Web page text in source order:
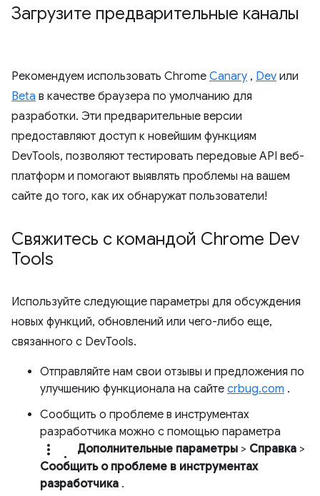
Загрузите предварительные каналы
Рекомендуем использовать Chrome Canary , Dev или
Beta в качестве браузера по умолчанию для
разработки. Эти предварительные версии
предоставляют доступ к новейшим функциям
DevTools, позволяют тестировать передовые API веб-
платформ и помогают выявлять проблемы на вашем
сайте до того, как их обнаружат пользователи!
Свяжитесь с командой Chrome Dev
Tools
Используйте следующие параметры для обсуждения
новых функций, обновлений или чего-либо еще,
связанного с DevTools.
Отправляйте нам свои отзывы и предложения по
улучшению функционала на сайте crbug.com .
Сообщить о проблеме в инструментах
разработчика можно с помощью параметра
more_vert. Дополнительные параметры > Справка >
Сообщить о проблеме в инструментах
разработчика .